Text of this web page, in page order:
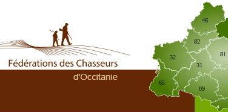
09
31
32
46
65
81
82